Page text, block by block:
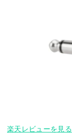
楽天レビューを見る